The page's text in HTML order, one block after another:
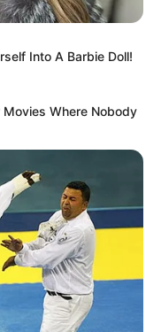
Lebanon -
Clichés That Don't
Into A Barbie Doll!
Movies Where Nobody